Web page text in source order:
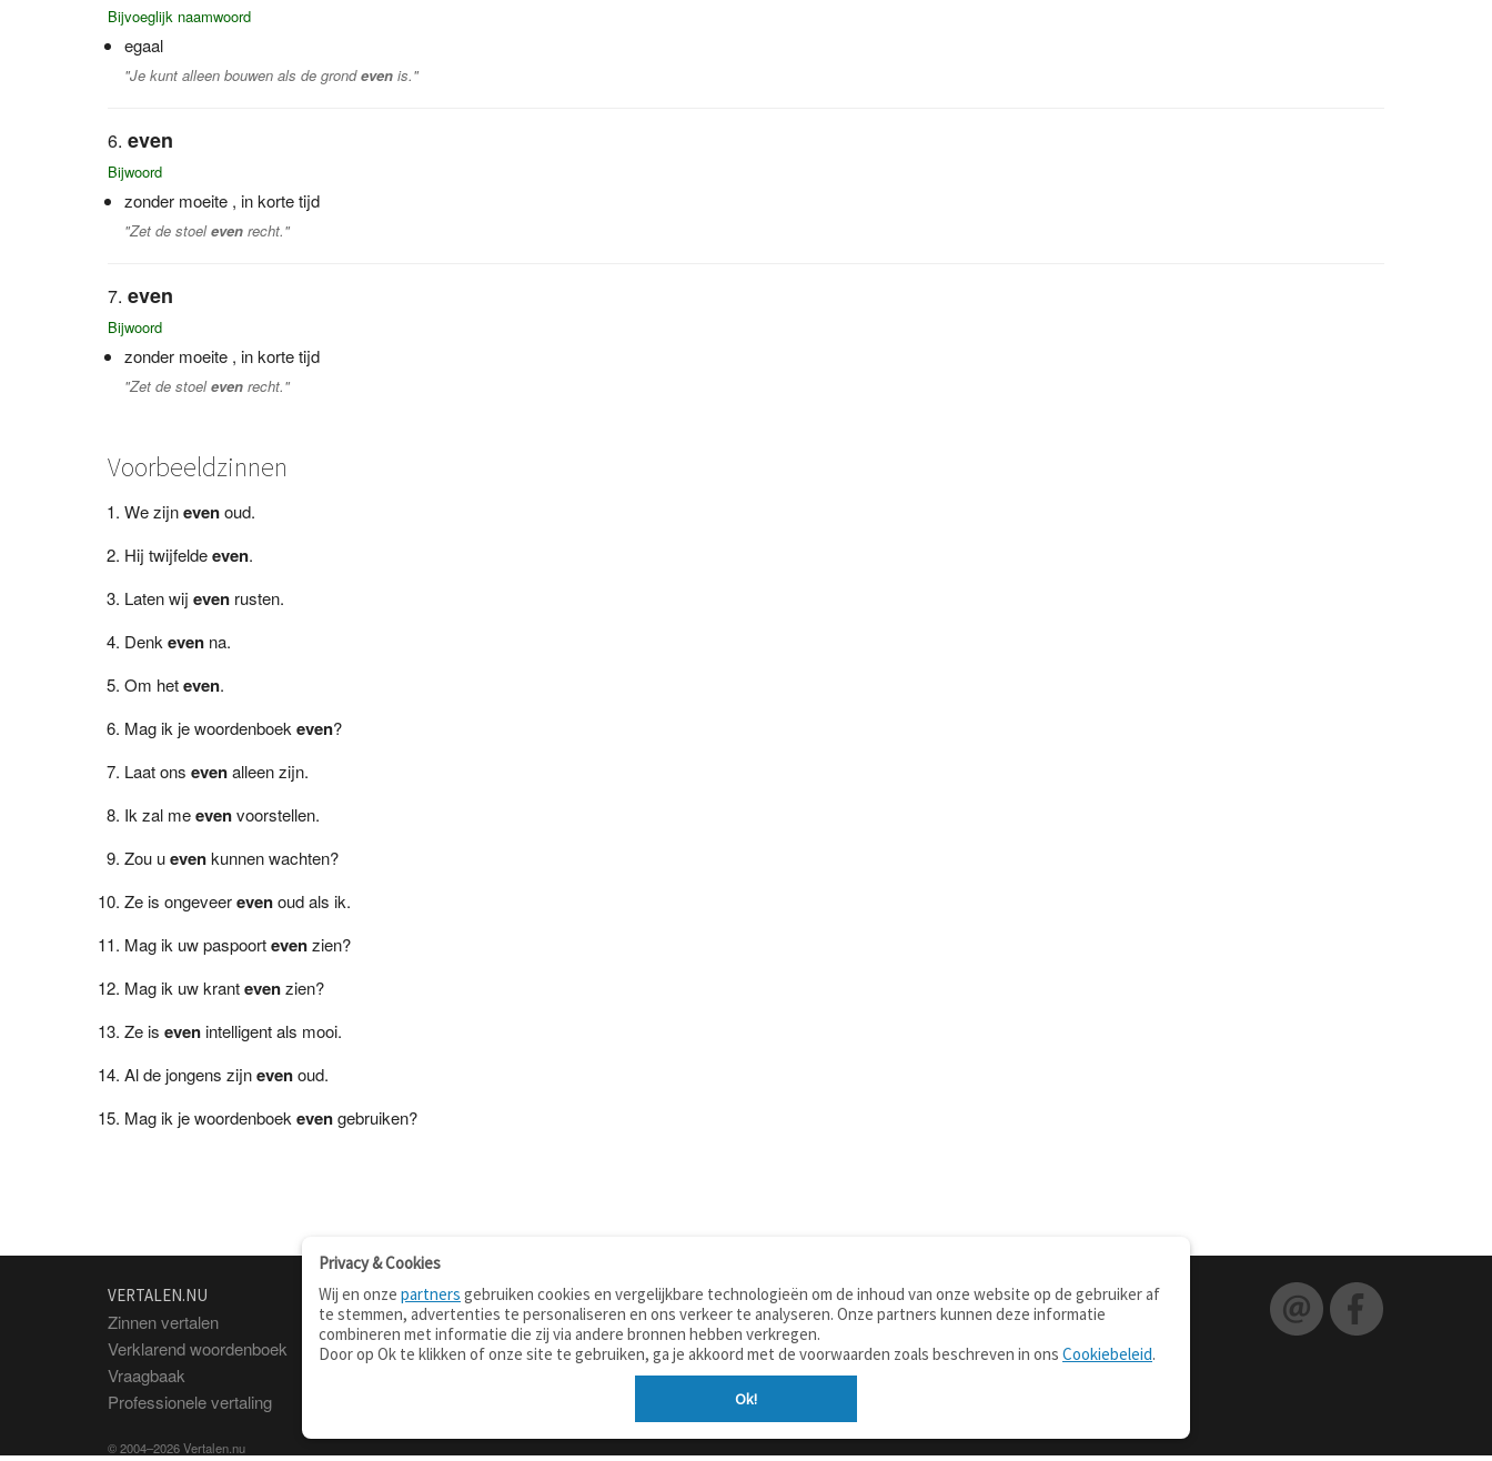
Bijvoeglijk naamwoord
egaal
"Je kunt alleen bouwen als de grondeven is."
even
Bijwoord
zonder moeite , in korte tijd
"Zet de stoeleven recht."
even
Bijwoord
zonder moeite , in korte tijd
"Zet de stoeleven recht."
Voorbeeldzinnen
We zijnevenoud.
Hij twijfeldeeven.
Laten wij even rusten.
Denk even na.
Om heteven.
Mag ik je woordenboek even?
Laat ons evenalleen zijn.
Ik zal meevenvoorstellen.
Zou uevenkunnen wachten?
Ze is ongeveerevenoud als ik.
Mag ik uw paspoortevenzien?
Mag ik uw krantevenzien?
Ze is evenintelligent als mooi.
Al de jongens zijnevenoud.
Mag ik je woordenboek evengebruiken?
VERTALEN.NU
Zinnen vertalen
Verklarend woordenboek
Vraagbaak
Professionele vertaling
© 2004–2026 Vertalen.nu
OVER
Over deze site
Contact
TOOLS
Apps
Mobiel
Tools & widgets
WOORDENBOEKEN
Nederlands - Engels
Nederlands - Duits
Nederlands - Spaans
Privacy & Cookies
Wij en onze partners gebruiken cookies en vergelijkbare technologieën om de inhoud van onze website op de gebruiker af
te stemmen, advertenties te personaliseren en ons verkeer te analyseren. Onze partners kunnen deze informatie
combineren met informatie die zij via andere bronnen hebben verkregen.
Door op Ok te klikken of onze site te gebruiken, ga je akkoord met de voorwaarden zoals beschreven in ons Cookiebeleid.
Ok!